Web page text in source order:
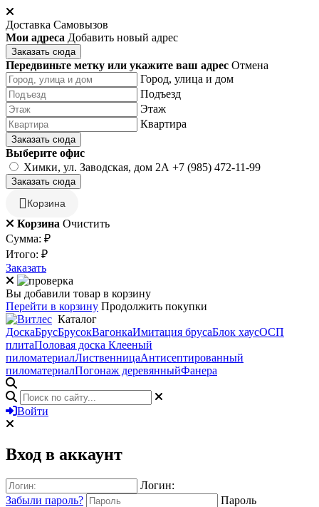
Доставка Самовызов
Мои адреса Добавить новый адрес
Заказать сюда
Передвиньте метку или укажите ваш адрес Отмена
Город, улица и дом
Подъезд
Этаж
Квартира
Заказать сюда
Выберите офис
Химки, ул. Заводская, дом 2А +7 (985) 472-11-99
Заказать сюда
Корзина
Корзина Очистить
Сумма: ₽
Итого: ₽
Заказать
Вы добавили товар в корзину
Перейти в корзину Продолжить покупки
Каталог
ДоскаБрусБрусокВагонкаИмитация брусаБлок хаусОСП
плитаПоловая доска Клееный
пиломатериалЛиственницаАнтисептированный
пиломатериалПогонаж деревянныйФанера
Войти
Вход в аккаунт
Логин:
Забыли пароль?
Пароль